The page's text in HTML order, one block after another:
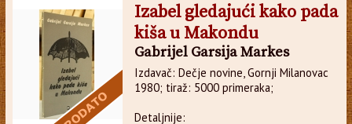
Izabel gledajući kako pada
kiša u Makondu
Gabrijel Garsija Markes
Izdavač: Dečje novine, Gornji Milanovac
1980; tiraž: 5000 primeraka;
Detaljnije: